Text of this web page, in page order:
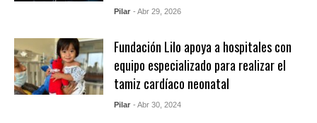
Pilar - Abr 29, 2026
Fundación Lilo apoya a hospitales con
equipo especializado para realizar el
tamiz cardíaco neonatal
Pilar - Abr 30, 2024